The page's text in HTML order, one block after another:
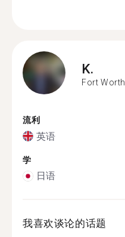
K.
Fort Worth
流利
英语
学
日语
我喜欢谈论的话题